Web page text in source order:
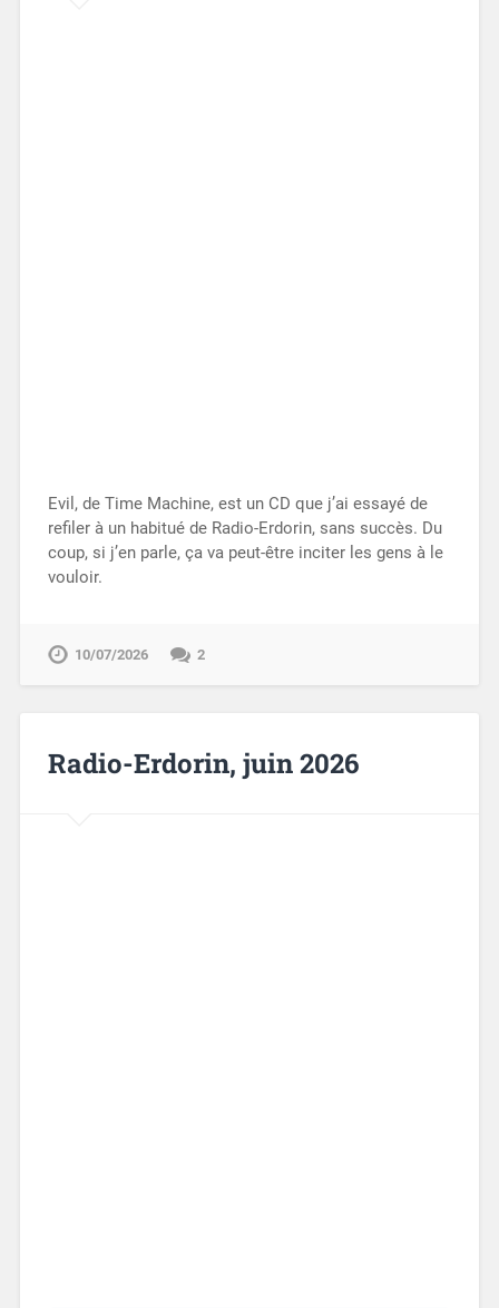
Evil, de Time Machine, est un CD que j’ai essayé de
refiler à un habitué de Radio-Erdorin, sans succès. Du
coup, si j’en parle, ça va peut-être inciter les gens à le
vouloir.
10/07/2026 2
Radio-Erdorin, juin 2026